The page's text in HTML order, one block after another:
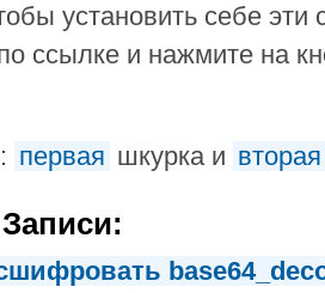
установить себе эти
ссылке и нажмите на
первая шкурка и вторая